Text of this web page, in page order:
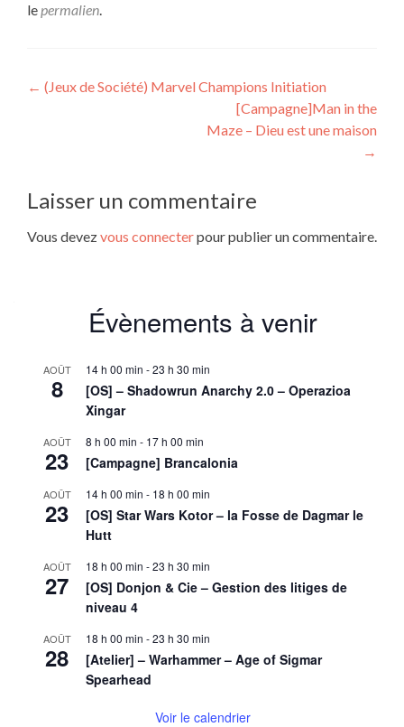
lepermalien.
Navigation
← (Jeux de Société) Marvel Champions Initiation
[Campagne]Man in the
Maze – Dieu est une maison
→
Laisser un commentaire
Vous devezvous connecterpour publier un commentaire.
Évènements à venir
AOÛT
8
14 h 00 min -23 h 30 min
[OS] – Shadowrun Anarchy 2.0 – Operazioa
Xingar
AOÛT
23
8 h 00 min - 17 h 00 min
[Campagne] Brancalonia
AOÛT
23
14 h 00 min - 18 h 00 min
[OS] Star Wars Kotor – la Fosse de Dagmar le
Hutt
AOÛT
27
18 h 00 min -23 h 30 min
[OS] Donjon & Cie – Gestion des litiges de
niveau 4
AOÛT
28
18 h 00 min -23 h 30 min
[Atelier] – Warhammer – Age of Sigmar
Spearhead
Voir le calendrier